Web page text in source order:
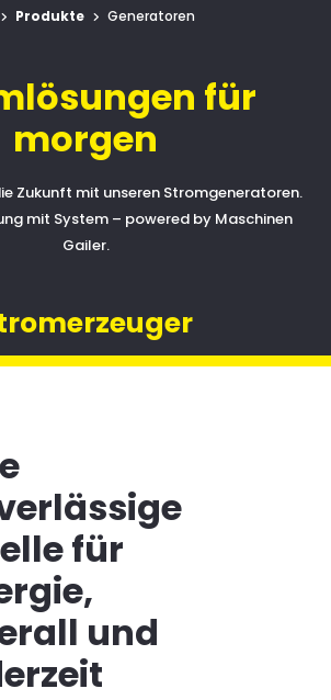
 Produkte  Generatoren
für
morgen
Zukunft mit unseren Stromgeneratoren.
mit System – powered by Maschinen
Gailer.
für
und